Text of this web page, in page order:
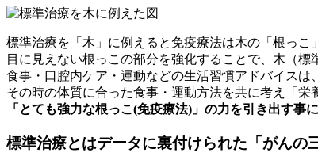
標準治療を「木」に例えると免疫療法は木の「根っこ
目に見えない根っこの部分を強化することで、木（
食事・口腔内ケア・運動などの生活習慣アドバイスは
その時の体質に合った食事・運動方法を共に考え「栄
「とても強力な根っこ(免疫療法)」の力を引き出す事
標準治療とはデータに裏付けられた「がんの